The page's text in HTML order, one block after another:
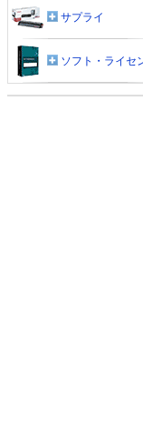
サプライ
ソフト・ライセ